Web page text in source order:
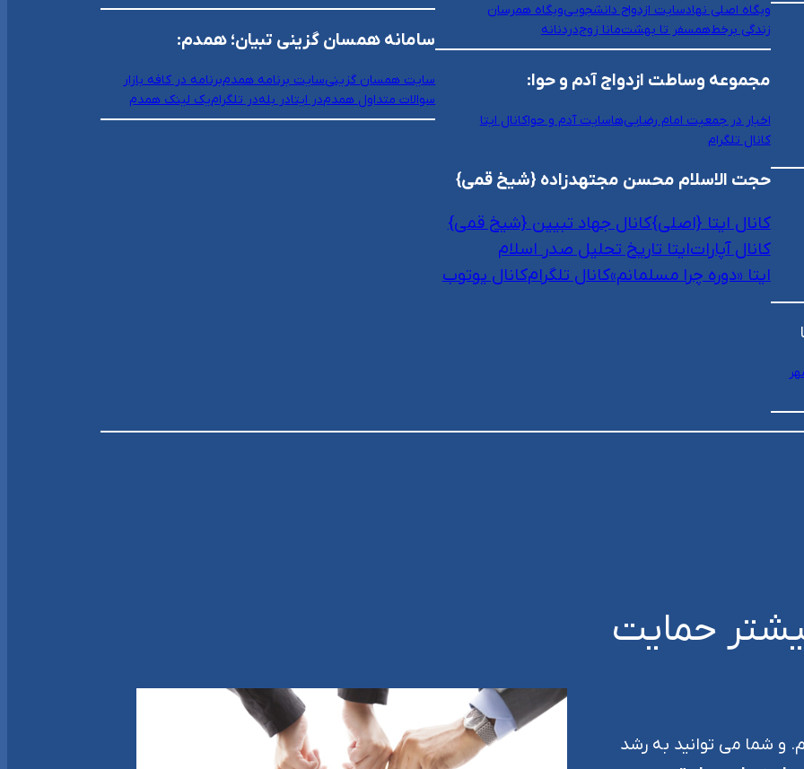
وبگاه اصلی نهادسایت ازدواج دانشجوییوبگاه همرسان
زندگی برخطهمسفر تا بهشتمانا زوجدردنانه
مجموعه وساطت ازدواج آدم و حوا:
اخبار در جمعیت امام رضایی‌هاسایت آدم و حواکانال ایتا
کانال تلگرام
حجت الاسلام محسن مجتهدزاده {شیخ قمی}
کانال ایتا {اصلی}کانال جهاد تبیین {شیخ قمی}
کانال آپاراتایتا تاریخ تحلیل صدر اسلام
ایتا «دوره چرا مسلمانم»کانال تلگرامکانال یوتوب
سامانه همسان گزینی تبیان؛ همدم:
سایت همسان گزینیسایت برنامه همدمبرنامه در کافه بازار
سوالات متداول همدمدر ایتادر بلهدر تلگرامیک لینک همدم
حمایت
و شما می توانید به رشد